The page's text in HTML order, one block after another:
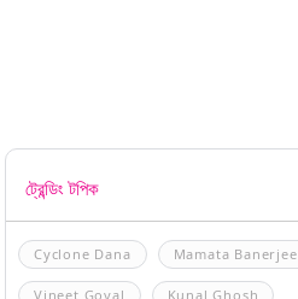
ট্রেন্ডিং টপিক
Cyclone Dana Mamata Banerjee
Vineet Goyal Kunal Ghosh